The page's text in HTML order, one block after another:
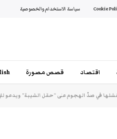
Cookie سياسة الاستخدام والخصوصية
اقتصاد قصص مصورة
في صدّ الهجوم على “حقل الشيبة” ويدعو